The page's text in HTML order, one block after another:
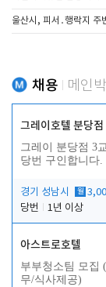
울산시, 피서․행락지 주
채용 메인
그레이호텔 분당점
그레이 분당점 3
당번 구인합니다.
경기 성남시 월
당번
1년 이상
아스트로호텔
부부청소팀 모집
무/식사제공)